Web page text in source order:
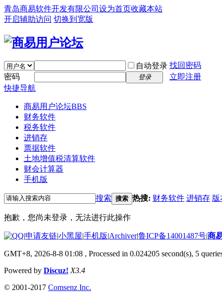
青岛商易软件开发有限公司 设为首页收藏本站
开启辅助访问 切换到宽版
自动登录 找回密码
密码
登录
立即注册
快捷导航
商易用户论坛BBS
财务软件
税务软件
进销存
票据软件
土地增值税清算软件
财会计算器
手机版
搜索 搜索 热搜: 财务软件 进销存 版
抱歉，您尚未登录，无法进行此操作
|申请友链|小黑屋|手机版|Archiver|鲁ICP备14001487号|商
GMT+8, 2026-8-8 01:08 , Processed in 0.024205 second(s), 5
Powered by Discuz! X3.4
© 2001-2017 Comsenz Inc.